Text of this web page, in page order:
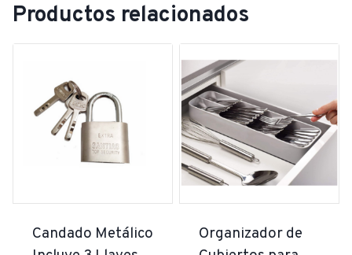
Productos relacionados
Candado Metálico
Organizador de